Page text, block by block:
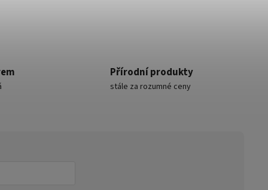
Přírodní produkty
stále za rozumné ceny